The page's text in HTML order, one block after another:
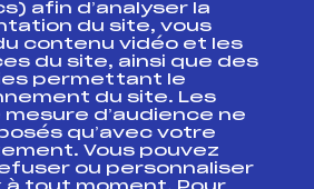
fédéral
fédéral
Formation, Suivi
afin d’analyser la
du site, vous
contenu vidéo et les
du site, ainsi que des
permettant le
du site. Les
d’audience ne
qu’avec votre
Vous pouvez
ou personnaliser